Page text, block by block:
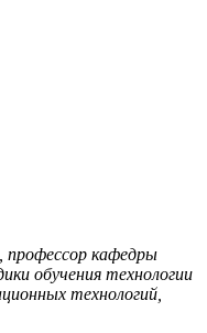
профессор кафедры
обучения технологии
технологий,